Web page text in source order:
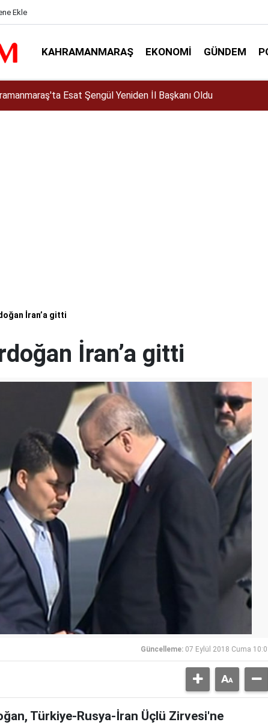
Ekle
KAHRAMANMARAŞ EKONOMI GÜNDEM
yükselir mi? Altın almalı mı? Satmalı mı? Uzmanlar ne diyor?
İran’a gitti
İran’a gitti
Güncelleme: 07 Eylül 2018 Cuma
Türkiye-Rusya-İran Üçlü Zirvesi'ne